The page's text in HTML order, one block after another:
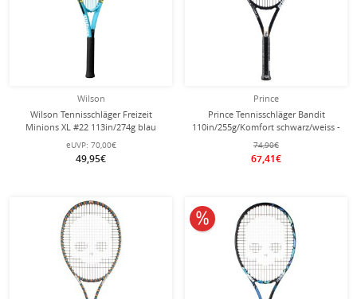
Wilson
Wilson Tennisschläger Freizeit
Minions XL #22 113in/274g blau
besaitet -
eUVP: 70,00€
49,95€
Prince
Prince Tennisschläger Bandit
110in/255g/Komfort schwarz/weiss -
besaitet -
74,90€
67,41€
10% reduziert